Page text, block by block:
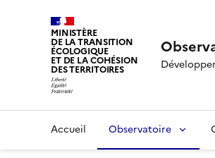
MINISTÈRE
DE LA TRANSITION
ÉCOLOGIQUE
ET DE LA COHÉSION
DES TERRITOIRES
Accueil Observatoire